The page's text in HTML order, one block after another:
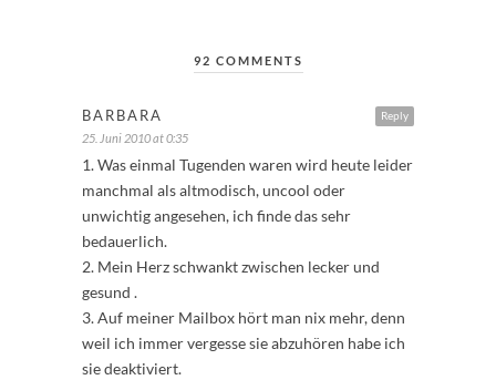
92 COMMENTS
Reply
BARBARA
25. Juni 2010 at 0:35
1. Was einmal Tugenden waren wird heute leider
manchmal als altmodisch, uncool oder
unwichtig angesehen, ich finde das sehr
bedauerlich.
2. Mein Herz schwankt zwischen lecker und
gesund .
3. Auf meiner Mailbox hört man nix mehr, denn
weil ich immer vergesse sie abzuhören habe ich
sie deaktiviert.